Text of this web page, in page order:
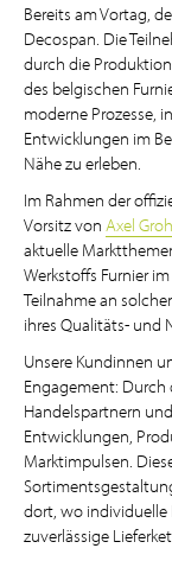
Bereits am Vortag,
Decospan. Die
durch die
des belgischen
moderne Prozesse,
Entwicklungen im
Nähe zu erleben.
Im Rahmen der
Vorsitz von Axel Groh
aktuelle
Werkstoffs Furnier
Teilnahme an
ihres Qualitäts- und
Unsere Kundinnen
Engagement: Durch
Handelspartnern
Entwicklungen,
Marktimpulsen.
dort, wo individuelle
zuverlässige